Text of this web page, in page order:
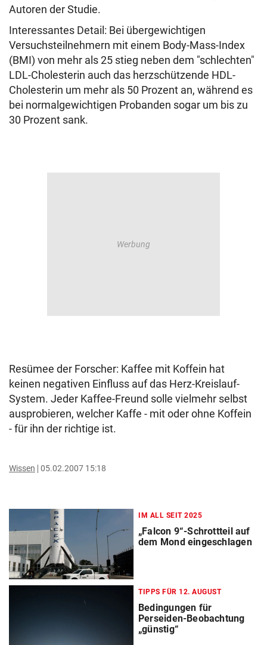
Autoren der Studie.
Interessantes Detail: Bei übergewichtigen
Versuchsteilnehmern mit einem Body-Mass-Index
(BMI) von mehr als 25 stieg neben dem "schlechten"
LDL-Cholesterin auch das herzschützende HDL-
Cholesterin um mehr als 50 Prozent an, während es
bei normalgewichtigen Probanden sogar um bis zu
30 Prozent sank.
Resümee der Forscher: Kaffee mit Koffein hat
keinen negativen Einfluss auf das Herz-Kreislauf-
System. Jeder Kaffee-Freund solle vielmehr selbst
ausprobieren, welcher Kaffe - mit oder ohne Koffein
- für ihn der richtige ist.
Wissen 05.02.2007 15:18
IM ALL SEIT 2025
„Falcon 9“-Schrottteil auf
dem Mond eingeschlagen
TIPPS FÜR 12. AUGUST
Bedingungen für
Perseiden-Beobachtung
„günstig“